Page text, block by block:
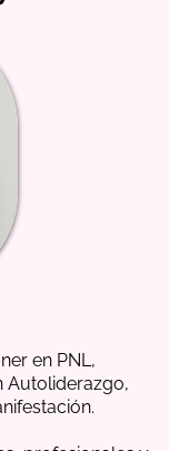
en PNL,
Autoliderazgo,